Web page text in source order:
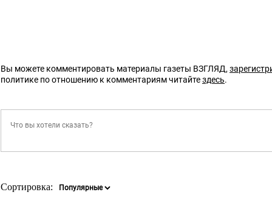
Вы можете комментировать материалы газеты ВЗГЛЯД,
политике по отношению к комментариям читайтездесь.
Сортировка: